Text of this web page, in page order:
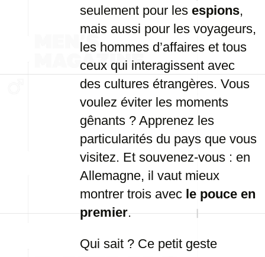
seulement pour les espions,
mais aussi pour les voyageurs,
les hommes d’affaires et tous
ceux qui interagissent avec
des cultures étrangères. Vous
voulez éviter les moments
gênants ? Apprenez les
particularités du pays que vous
visitez. Et souvenez-vous : en
Allemagne, il vaut mieux
montrer trois avec le pouce en
premier.
Qui sait ? Ce petit geste